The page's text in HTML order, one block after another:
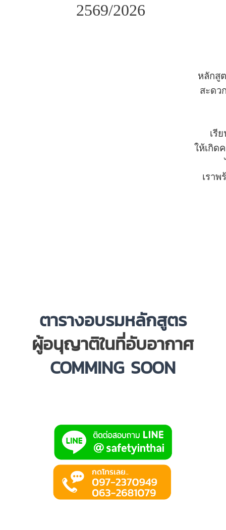
2569/2026
หลักสู
สะดว
เรี
ให้เกิด
เราพ
ตารางอบรมหลักสูตร
ผู้อนุญาติในที่อับอากาศ
COMMING SOON